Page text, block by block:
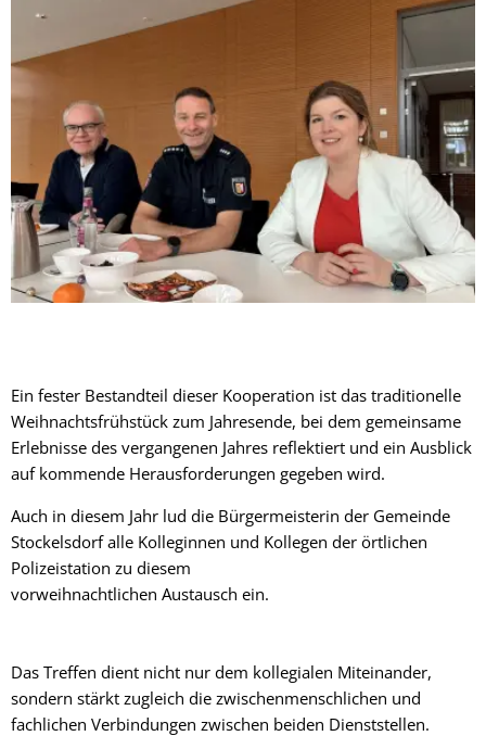
Ein fester Bestandteil dieser Kooperation ist das traditionelle
Weihnachtsfrühstück zum Jahresende, bei dem gemeinsame
Erlebnisse des vergangenen Jahres reflektiert und ein Ausblick
auf kommende Herausforderungen gegeben wird.
Auch in diesem Jahr lud die Bürgermeisterin der Gemeinde
Stockelsdorf alle Kolleginnen und Kollegen der örtlichen
Polizeistation zu diesem
vorweihnachtlichen Austausch ein.
Das Treffen dient nicht nur dem kollegialen Miteinander,
sondern stärkt zugleich die zwischenmenschlichen und
fachlichen Verbindungen zwischen beiden Dienststellen.